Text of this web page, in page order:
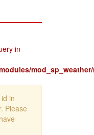
in
in
Please